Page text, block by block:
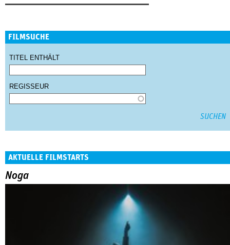
FILMSUCHE
TITEL ENTHÄLT
REGISSEUR
AKTUELLE FILMSTARTS
Noga